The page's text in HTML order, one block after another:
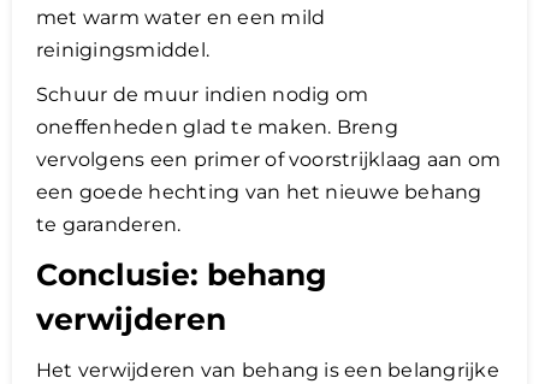
met warm water en een mild
reinigingsmiddel.
Schuur de muur indien nodig om
oneffenheden glad te maken. Breng
vervolgens een primer of voorstrijklaag aan om
een goede hechting van het nieuwe behang
te garanderen.
Conclusie: behang
verwijderen
Het verwijderen van behang is een belangrijke